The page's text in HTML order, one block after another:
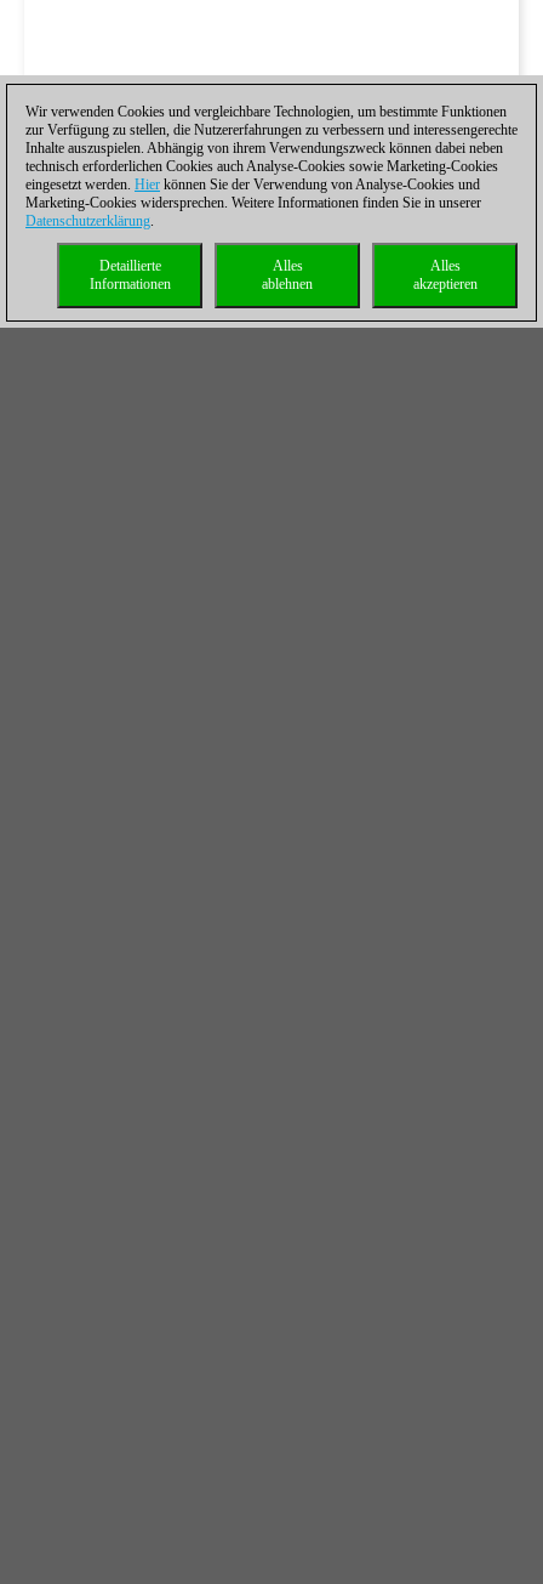
Wir verwenden Cookies und vergleichbare Technologien, um bestimmte Funktionen
zur Verfügung zu stellen, die Nutzererfahrungen zu verbessern und interessengerechte
Inhalte auszuspielen. Abhängig von ihrem Verwendungszweck können dabei neben
technisch erforderlichen Cookies auch Analyse-Cookies sowie Marketing-Cookies
eingesetzt werden. Hier können Sie der Verwendung von Analyse-Cookies und
Marketing-Cookies widersprechen. Weitere Informationen finden Sie in unserer
Datenschutzerklärung.
Alles
akzeptieren
Alles
ablehnen
Detaillierte
Informationen